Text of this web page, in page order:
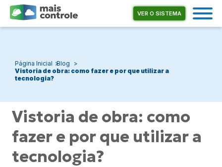
VER O SISTEMA
Página Inicial Blog
Vistoria de obra: como fazer e por que utilizar a
tecnologia?
Vistoria de obra: como
fazer e por que utilizar a
tecnologia?